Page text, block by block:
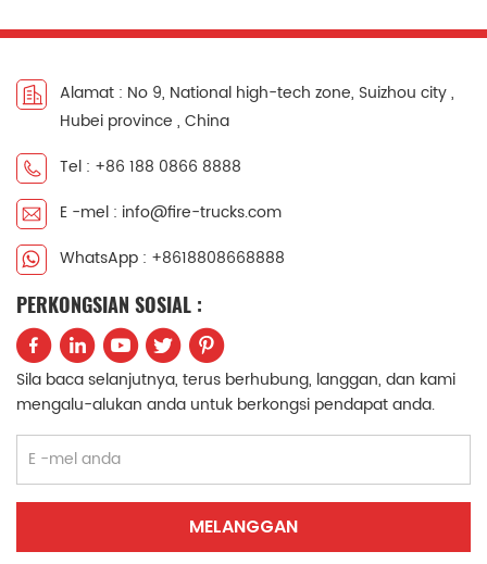
中文
Filipino
српски
Alamat : No 9, National high-tech zone, Suizhou city ,
Hubei province , China
Tel : +86 188 0866 8888
E -mel : info@fire-trucks.com
WhatsApp : +8618808668888
PERKONGSIAN SOSIAL :
Sila baca selanjutnya, terus berhubung, langgan, dan kami
mengalu-alukan anda untuk berkongsi pendapat anda.